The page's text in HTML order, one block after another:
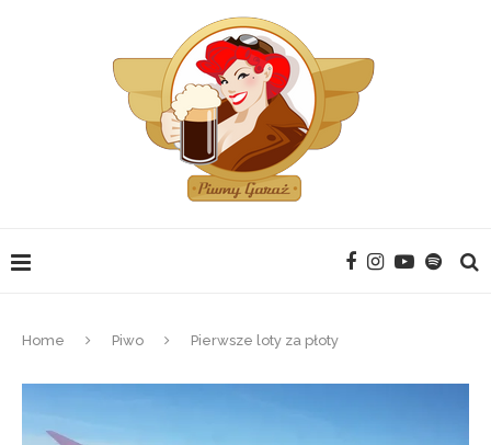
Home Piwo Pierwsze loty za płoty